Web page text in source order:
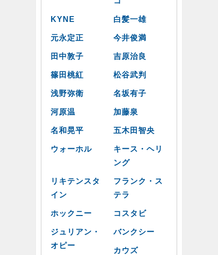
KYNE 白髪一雄
元永定正 今井俊満
田中敦子 吉原治良
篠田桃紅 松谷武判
浅野弥衛 名坂有子
河原温 加藤泉
名和晃平 五木田智央
ウォーホル
キース・ヘリ
ング
リキテンスタ
イン
フランク・ス
テラ
ホックニー コスタビ
ジュリアン・
オピー
バンクシー
カウズ